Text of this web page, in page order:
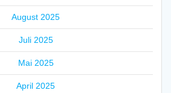
August 2025
Juli 2025
Mai 2025
April 2025